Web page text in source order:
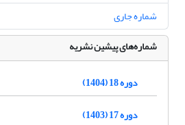
شماره جاری
شماره‌های پیشین نشریه
دوره 18 (1404)
دوره 17 (1403)